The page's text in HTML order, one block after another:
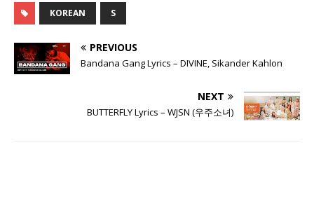
KOREAN S
PREVIOUS
Bandana Gang Lyrics – DIVINE, Sikander Kahlon
NEXT
BUTTERFLY Lyrics – WJSN (우주소녀)